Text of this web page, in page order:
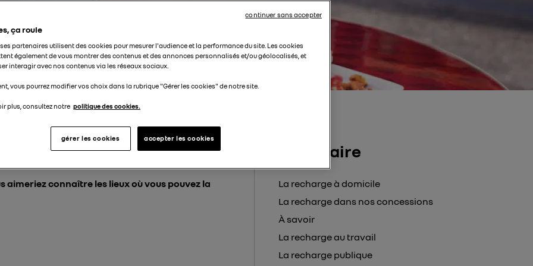
voiture électrique ?
électrique ?
aimeriez connaître les lieux où vous pouvez la
Sommaire
La recharge à domicile
La recharge dans nos concessions
À savoir
La recharge au travail
La recharge publique
ça roule
partenaires utilisent des cookies pour mesurer l'audience et la performance du site. Les cookies
également de vous montrer des contenus et des annonces personnalisés et/ou géolocalisés, et
interagir avec nos contenus via les réseaux sociaux.
vous pourrez modifier vos choix dans la rubrique "Gérer les cookies" de notre site.
plus, consultez notre politique des cookies.
gérer les cookies accepter les cookies
continuer sans accepter